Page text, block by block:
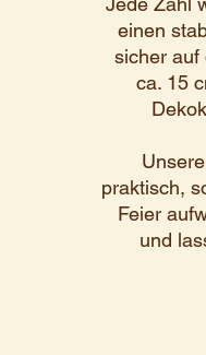
einen
sicher auf
ca. 15
praktisch,
Feier
und